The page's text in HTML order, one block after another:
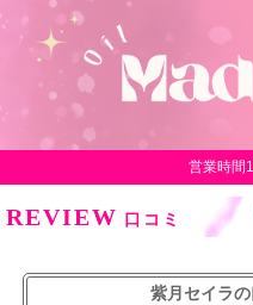
営業時間
REVIEW 口コミ
紫月セイラ